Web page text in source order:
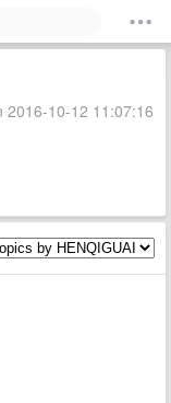
2016-10-12 11:07:16